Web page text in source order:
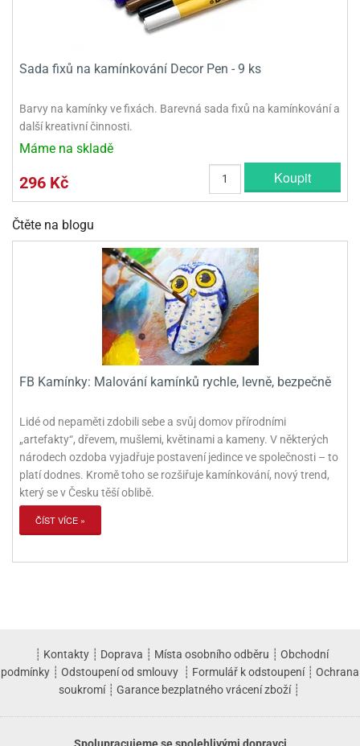
Sada fixů na kamínkování Decor Pen - 9 ks
Barvy na kamínky ve fixách. Barevná sada fixů na kamínkování a
další kreativní činnosti.
Máme na skladě
296 Kč Koupit
Čtěte na blogu
FB Kamínky: Malování kamínků rychle, levně, bezpečně
Lidé od nepaměti zdobili sebe a svůj domov přírodními
„artefakty“, dřevem, mušlemi, květinami a kameny. V některých
národech ozdoba vyjadřuje postavení jedince ve společnosti – to
platí dodnes. Kromě toho se rozšiřuje kamínkování, nový trend,
který se v Česku těší oblibě.
ČÍST VÍCE »
┊ Kontakty┊ Doprava ┊ Místa osobního odběru ┊ Obchodní
podmínky ┊ Odstoupení od smlouvy ┊ Formulář k odstoupení┊ Ochrana
soukromí┊ Garance bezplatného vrácení zboží┊